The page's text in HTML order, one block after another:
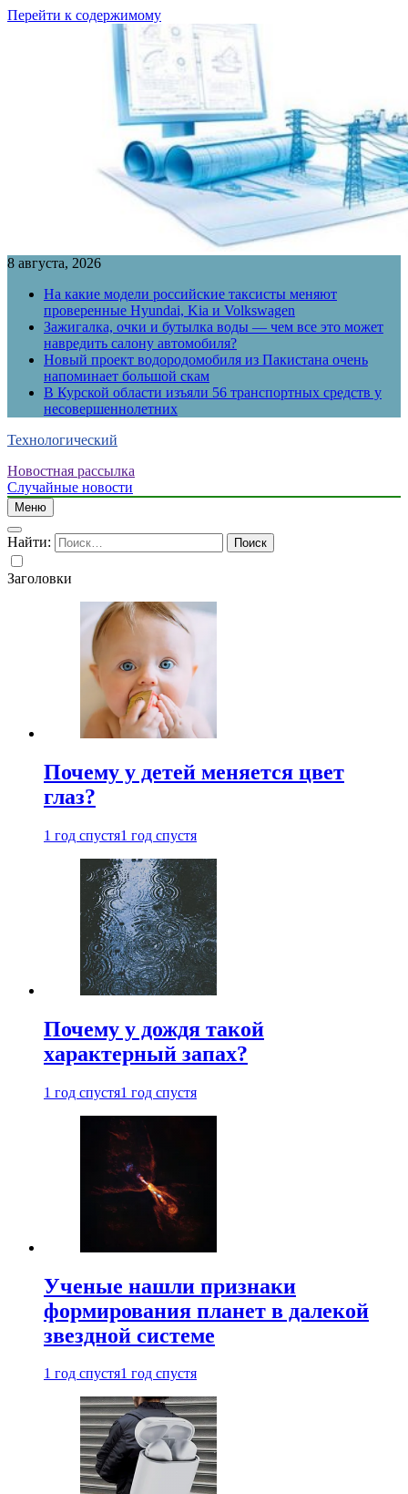
Перейти к содержимому
8 августа, 2026
На какие модели российские таксисты меняют
проверенные Hyundai, Kia и Volkswagen
Зажигалка, очки и бутылка воды — чем все это может
навредить салону автомобиля?
Новый проект водородомобиля из Пакистана очень
напоминает большой скам
В Курской области изъяли 56 транспортных средств у
несовершеннолетних
Технологический
Новостная рассылка
Случайные новости
Меню
Найти:
Заголовки
Почему у детей меняется цвет
глаз?
1 год спустя1 год спустя
Почему у дождя такой
характерный запах?
1 год спустя1 год спустя
Ученые нашли признаки
формирования планет в далекой
звездной системе
1 год спустя1 год спустя